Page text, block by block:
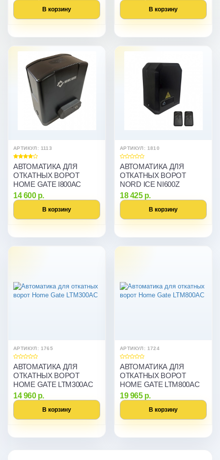
В корзину В корзину
АРТИКУЛ: 1113
АВТОМАТИКА ДЛЯ
ОТКАТНЫХ ВОРОТ
HOME GATE I800AC
14 600 р.
В корзину
АРТИКУЛ: 1810
АВТОМАТИКА ДЛЯ
ОТКАТНЫХ ВОРОТ
NORD ICE NI600Z
18 425 р.
В корзину
АРТИКУЛ: 1765
АВТОМАТИКА ДЛЯ
ОТКАТНЫХ ВОРОТ
HOME GATE LTM300AC
14 960 р.
В корзину
АРТИКУЛ: 1724
АВТОМАТИКА ДЛЯ
ОТКАТНЫХ ВОРОТ
HOME GATE LTM800AC
19 965 р.
В корзину